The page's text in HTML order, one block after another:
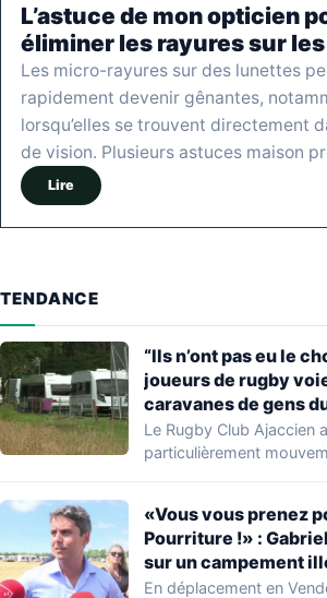
L’astuce de mon opticien
éliminer les rayures sur
Les micro-rayures sur des lunettes
rapidement devenir gênantes,
lorsqu’elles se trouvent directement
de vision. Plusieurs astuces maison
Lire
TENDANCE
“Ils n’ont pas eu le
joueurs de rugby
caravanes de gens
s’installer dans leur
délogent en moins
Le Rugby Club Ajaccien
particulièrement
«Vous vous prenez
Pourriture !» :
sur un campement
du voyage
En déplacement en